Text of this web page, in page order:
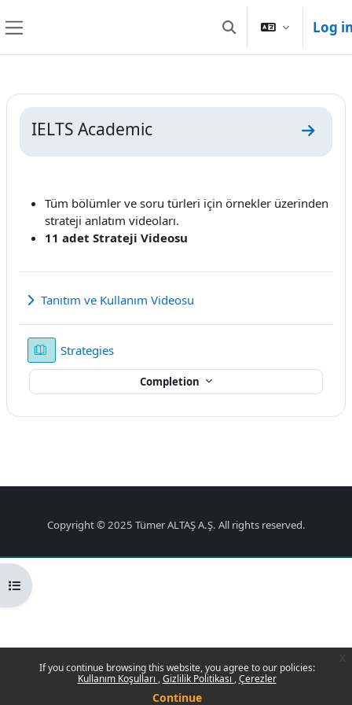
If you continue browsing this website, you agree to our policies:
Kullanım Koşulları Gizlilik Politikası Çerezler
Continue
Toggle search input
Log
Open course index
Section outline
IELTS Academic Go to
Tüm bölümler ve soru türleri için örnekler üzerinden
strateji anlatım videoları.
11 adet Strateji Videosu
Expand
Tanıtım ve Kullanım Videosu
StrategiesBook
Completion
Copyright © 2025 Tümer ALTAŞ A.Ş. All rights reserved.